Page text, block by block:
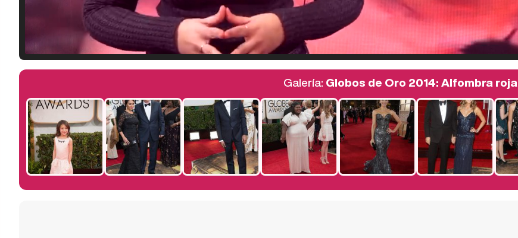
Galería: Globos de Oro 2014: Alfombra roja